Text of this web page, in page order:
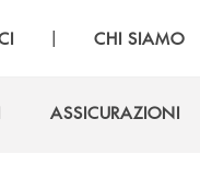
| CHI SIAMO
ASSICURAZIONI